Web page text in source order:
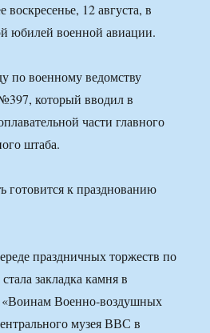
12 августа, в
юбилей военной авиации.
по военному ведомству
который вводил в
части главного
штаба.
праздничных торжеств по
закладка камня в
«Воинам Военно-воздушных
музея ВВС в